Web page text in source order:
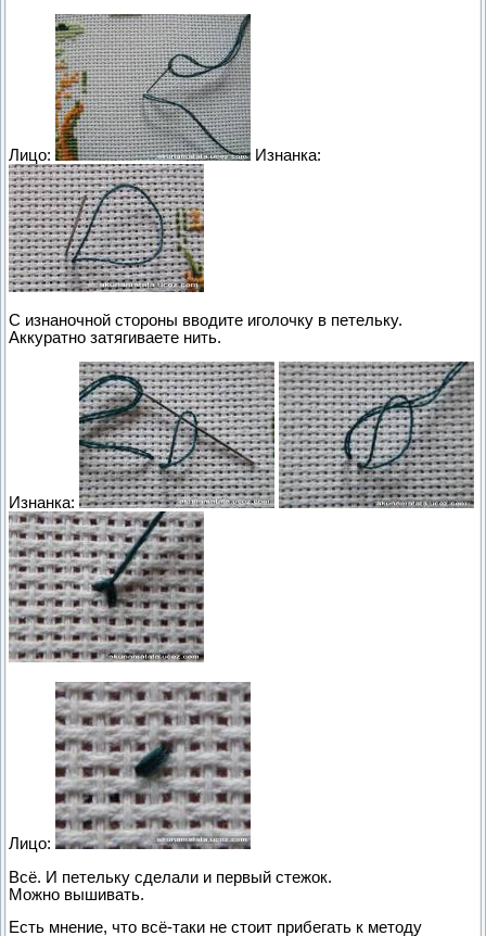
Лицо: Изнанка:
С изнаночной стороны вводите иголочку в петельку.
Аккуратно затягиваете нить.
Изнанка:
Лицо:
Всё. И петельку сделали и первый стежок.
Можно вышивать.
Есть мнение, что всё-таки не стоит прибегать к методу